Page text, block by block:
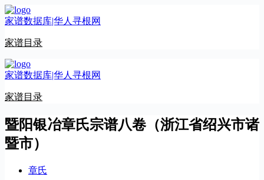
跳
至
容
家谱数据库|华人寻根网
家谱目录
家谱数据库|华人寻根网
家谱目录
暨阳银冶章氏宗谱八卷（浙江省绍兴市诸
暨市）
章氏